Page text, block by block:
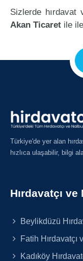
Sizlerde hırdavat
Akan Ticaret ile
Türkiye'de yer alan
hızlıca ulaşabilir, bilgi
Hırdavatçı
Beylikdüzü
Fatih Hırdavatçı
Kadıköy